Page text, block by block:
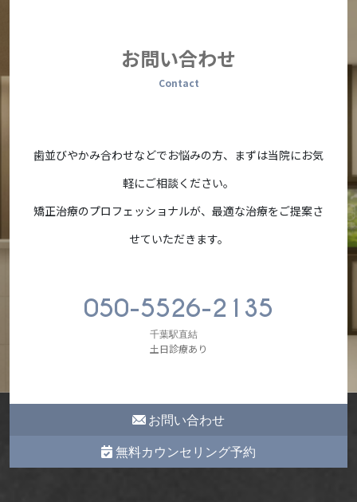
お問い合わせ
Contact
歯並びやかみ合わせなどでお悩みの方、まずは当院にお気
軽にご相談ください。
矯正治療のプロフェッショナルが、最適な治療をご提案さ
せていただきます。
050-5526-2135
千葉駅直結
土日診療あり
お問い合わせ
無料カウンセリング予約